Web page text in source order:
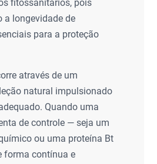
fitossanitários, pois
a longevidade de
para a proteção
através de um
natural impulsionado
Quando uma
de controle — seja um
ou uma proteína Bt
forma contínua e